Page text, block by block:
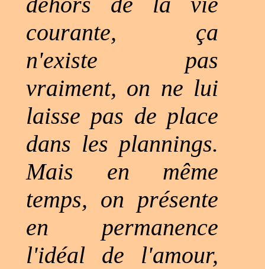
courante, ça
n'existe pas
vraiment, on ne lui
laisse pas de place
dans les plannings.
Mais en même
temps, on présente
en permanence
l'idéal de l'amour,